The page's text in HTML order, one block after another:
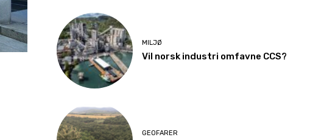
MILJØ
Vil norsk industri omfavne CCS?
GEOFARER